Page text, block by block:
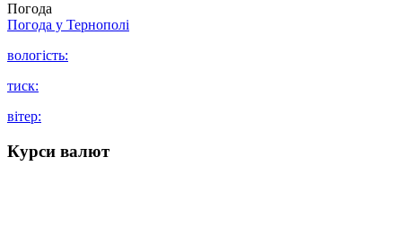
Погода
Погода у Тернополі
вологість:
тиск:
вітер:
Курси валют